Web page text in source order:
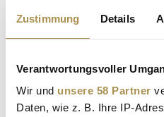
Zustimmung Details
Verantwortungsvoller
Wir und unsere 58 Partner
Daten, wie z. B. Ihre IP-